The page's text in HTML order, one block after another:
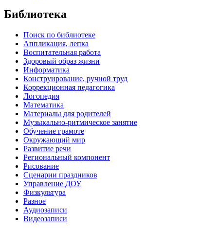
Библиотека
Поиск по библиотеке
Аппликация, лепка
Воспитательная работа
Здоровый образ жизни
Информатика
Конструирование, ручной труд
Коррекционная педагогика
Логопедия
Математика
Материалы для родителей
Музыкально-ритмическое занятие
Обучение грамоте
Окружающий мир
Развитие речи
Региональный компонент
Рисование
Сценарии праздников
Управление ДОУ
Физкультура
Разное
Аудиозаписи
Видеозаписи